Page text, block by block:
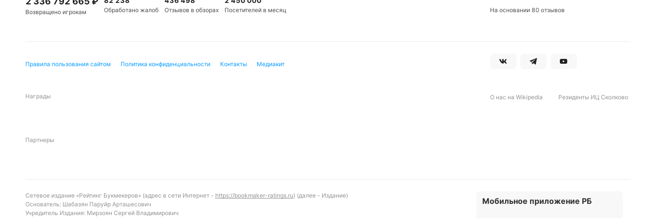
«Падерборн II» победил со счетом 2:1. В единственном очном матче победу одержал «Падерборн II», у
«Верля» побед нет, ничьих не зафиксировано. Матчи между этими командами всегда результативны: в одной
Возвращено игрокам Обработано жалоб Отзывов в обзорах Посетителей в месяц На основании 80 отзывов
Правила пользования сайтом Политика конфиденциальности Контакты Медиакит
Награды О нас на Wikipedia Резиденты ИЦ Сколково
Партнеры
Сетевое издание «Рейтинг Букмекеров» (адрес в сети Интернет - https://bookmaker-ratings.ru) (далее - Издание)
Основатель: Шабазян Паруйр Арташесович
Учредитель Издания: Мирзоян Сергей Владимирович
Мобильное приложение РБ